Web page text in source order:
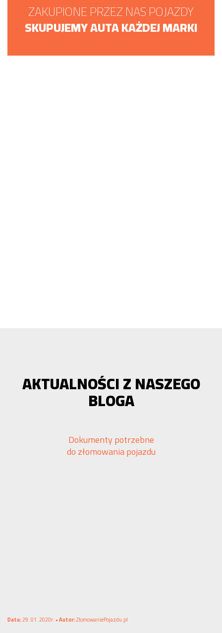
ZAKUPIONE PRZEZ NAS POJAZDY
SKUPUJEMY AUTA KAŻDEJ MARKI
AKTUALNOŚCI Z NASZEGO
BLOGA
Dokumenty potrzebne
do złomowania pojazdu
Data:29. 01. 2020r. •Autor:ZlomowaniePojazdu.pl